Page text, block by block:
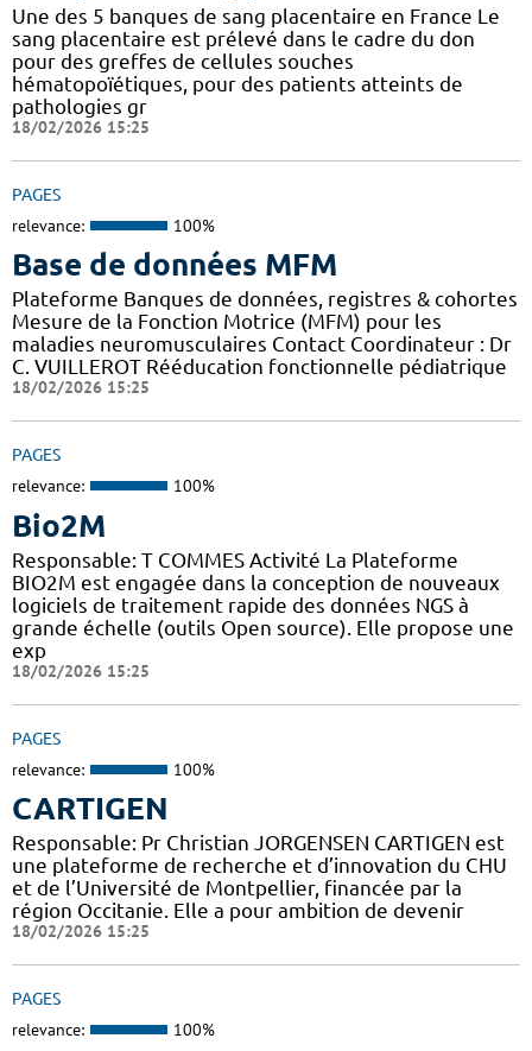
Une des 5 banques de sang placentaire en France Le
sang placentaire est prélevé dans le cadre du don
pour des greffes de cellules souches
hématopoïétiques, pour des patients atteints de
pathologies gr
18/02/2026 15:25
PAGES
relevance: 100%
Base de données MFM
Plateforme Banques de données, registres & cohortes
Mesure de la Fonction Motrice (MFM) pour les
maladies neuromusculaires Contact Coordinateur : Dr
C. VUILLEROT Rééducation fonctionnelle pédiatrique
18/02/2026 15:25
PAGES
relevance: 100%
Bio2M
Responsable: T COMMES Activité La Plateforme
BIO2M est engagée dans la conception de nouveaux
logiciels de traitement rapide des données NGS à
grande échelle (outils Open source). Elle propose une
exp
18/02/2026 15:25
PAGES
relevance: 100%
CARTIGEN
Responsable: Pr Christian JORGENSEN CARTIGEN est
une plateforme de recherche et d’innovation du CHU
et de l’Université de Montpellier, financée par la
région Occitanie. Elle a pour ambition de devenir
18/02/2026 15:25
PAGES
relevance: 100%